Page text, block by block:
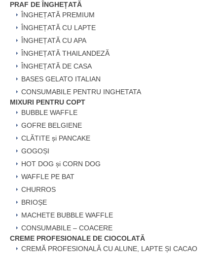
PRAF DE ÎNGHEȚATĂ
ÎNGHEȚATĂ PREMIUM
ÎNGHEȚATĂ CU LAPTE
ÎNGHEȚATĂ CU APA
ÎNGHEȚATĂ THAILANDEZĂ
ÎNGHEȚATĂ DE CASA
BASES GELATO ITALIAN
CONSUMABILE PENTRU INGHETATA
MIXURI PENTRU COPT
BUBBLE WAFFLE
GOFRE BELGIENE
CLĂTITE și PANCAKE
GOGOȘI
HOT DOG și CORN DOG
WAFFLE PE BAT
CHURROS
BRIOȘE
MACHETE BUBBLE WAFFLE
CONSUMABILE – COACERE
CREME PROFESIONALE DE CIOCOLATĂ
CREMĂ PROFESIONALĂ CU ALUNE, LAPTE ȘI CACAO